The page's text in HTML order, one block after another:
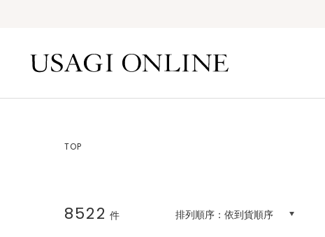
TOP
8522 件 排列順序： 依到貨順序